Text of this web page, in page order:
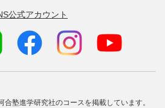
公式アカウント
塾進学研究社のコースを掲載しています。